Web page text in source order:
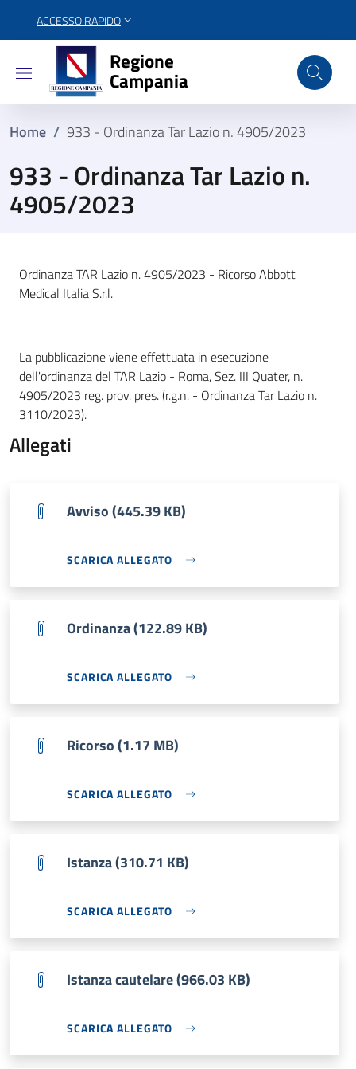
ACCESSO RAPIDO
Regione Campania
Regione
Campania
Home / 933 - Ordinanza Tar Lazio n. 4905/2023
933 - Ordinanza Tar Lazio n.
4905/2023
Ordinanza TAR Lazio n. 4905/2023 - Ricorso Abbott
Medical Italia S.r.l.
La pubblicazione viene effettuata in esecuzione
dell'ordinanza del TAR Lazio - Roma, Sez. III Quater, n.
4905/2023 reg. prov. pres. (r.g.n. - Ordinanza Tar Lazio n.
3110/2023).
Allegati
Avviso (445.39 KB)
SCARICA ALLEGATO
Ordinanza (122.89 KB)
SCARICA ALLEGATO
Ricorso (1.17 MB)
SCARICA ALLEGATO
Istanza (310.71 KB)
SCARICA ALLEGATO
Istanza cautelare (966.03 KB)
SCARICA ALLEGATO